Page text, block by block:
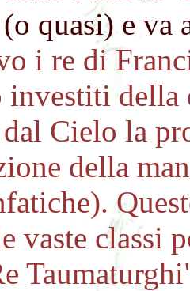
quasi) e va
i re di
della
Cielo la
della
vaste